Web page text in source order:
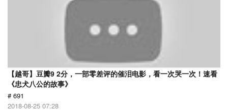
【越哥】豆瓣9 2分，一部零差评的催泪电影，看一次哭一次！速看
《忠犬八公的故事》
# 691
2018-08-25 07:28